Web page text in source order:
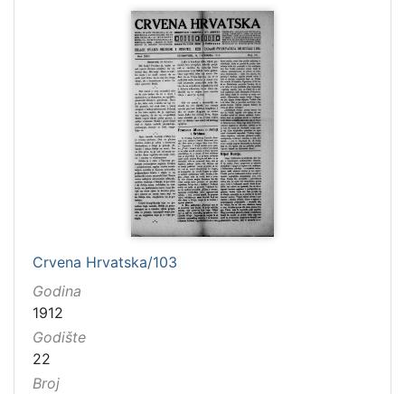
Crvena Hrvatska/103
Godina
1912
Godište
22
Broj